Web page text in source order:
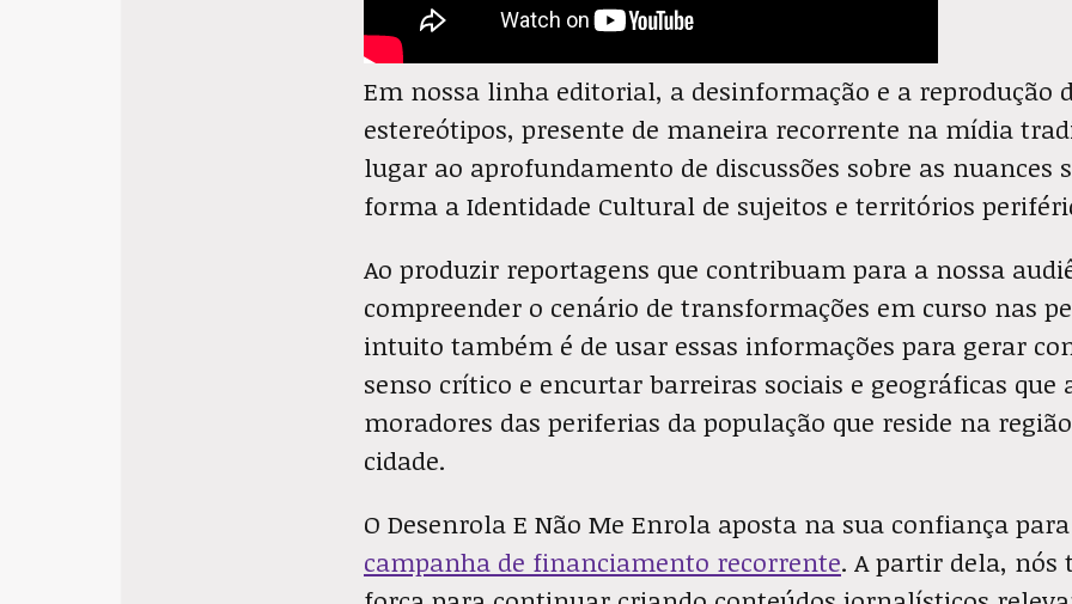
Em nossa linha editorial, a desinformação e a reprodução
estereótipos, presente de maneira recorrente na mídia
lugar ao aprofundamento de discussões sobre as nuances
forma a Identidade Cultural de sujeitos e territórios
Ao produzir reportagens que contribuam para a nossa
compreender o cenário de transformações em curso nas
intuito também é de usar essas informações para gerar
senso crítico e encurtar barreiras sociais e geográficas que
moradores das periferias da população que reside na
cidade.
O Desenrola E Não Me Enrola aposta na sua confiança
campanha de financiamento recorrente. A partir dela, nós